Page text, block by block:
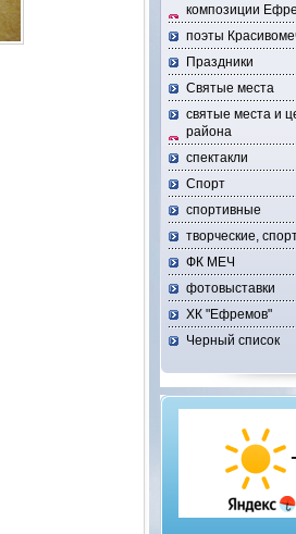
композиции
поэты
Праздники
Святые места
святые места и
района
спектакли
Спорт
спортивные
творческие,
ФК МЕЧ
фотовыставки
ХК "Ефремов"
Черный список